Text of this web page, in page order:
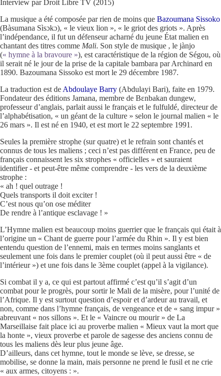
Interview par Droit Libre TV (2015)
La musique a été composée par rien de moins que Bazoumana Sissoko
(Bàsumana Sìsɔkɔ), « le vieux lion », « le griot des griots ». Après
l’indépendance, il fut un défenseur acharné du jeune État malien en
chantant des titres comme Mali. Son style de musique , le jànjo
(« hymne à la bravoure »), est caractéristique de la région de Ségou, où
il serait né le jour de la prise de la capitale bambara par Archinard en
1890. Bazoumana Sissoko est mort le 29 décembre 1987.
La traduction est de Abdoulaye Barry (Abdulayi Bari), faite en 1979.
Fondateur des éditions Jamana, membre de Bɛnbakan dungew,
professeur d’anglais, parlait aussi le français et le fulfuldé, directeur de
l’alphabétisation, « un géant de la culture » selon le journal malien « le
26 mars ». Il est né en 1940, et est mort le 22 septembre 1991.
Seules la première strophe (sur quatre) et le refrain sont chantés et
connus de tous les maliens ; ceci n’est pas différent en France, peu de
français connaissent les six strophes « officielles » et sauraient
identifier - et peut-être même comprendre - les vers de la deuxième
strophe :
« ah ! quel outrage !
Quels transports il doit exciter !
C’est nous qu’on ose méditer
De rendre à l’antique esclavage ! »
L’Hymne malien est beaucoup moins guerrier que le français qui était à
l’origine un « Chant de guerre pour l’armée du Rhin ». Il y est bien
entendu question de l’ennemi, mais en termes moins sanglants et
seulement une fois dans le premier couplet (où il peut aussi être « de
l’intérieur ») et une fois dans le 3ème couplet (appel à la vigilance).
Si combat il y a, ce qui est partout affirmé c’est qu’il s’agit d’un
combat pour le progrès, pour sortir le Mali de la misère, pour l’unité de
l’Afrique. Il y est surtout question d’espoir et d’ardeur au travail, et
non, comme dans l’hymne français, de vengeance et de « sang impur »
abreuvant « nos sillons ». Et le « Vaincre ou mourir » de La
Marseillaise fait place ici au proverbe malien « Mieux vaut la mort que
la honte », vieux proverbe et parole de sagesse des anciens connu de
tous les maliens dès leur plus jeune âge.
D’ailleurs, dans cet hymne, tout le monde se lève, se dresse, se
mobilise, se donne la main, mais personne ne prend le fusil et ne crie
« aux armes, citoyens : ».